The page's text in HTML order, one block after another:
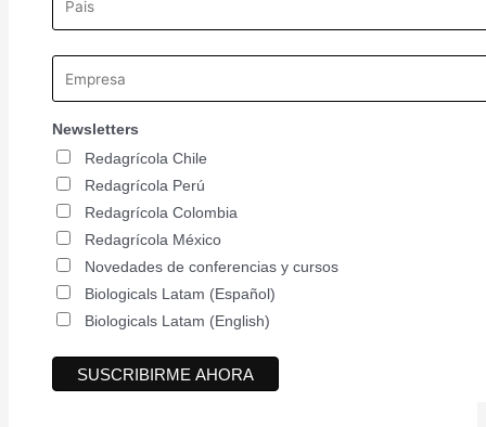
Newsletters
Redagrícola Chile
Redagrícola Perú
Redagrícola Colombia
Redagrícola México
Novedades de conferencias y cursos
Biologicals Latam (Español)
Biologicals Latam (English)